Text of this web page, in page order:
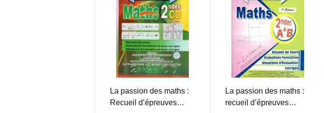
La passion des maths :
Recueil d’épreuves
La passion des maths :
recueil d’épreuves